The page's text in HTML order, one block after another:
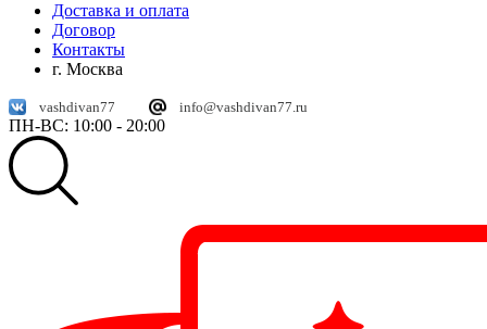
Доставка и оплата
Договор
Контакты
г. Москва
vashdivan77 info@vashdivan77.ru
ПН-ВС: 10:00 - 20:00